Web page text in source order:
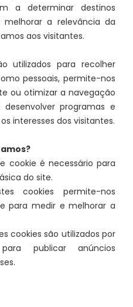
a determinar destinos
a relevância da
aos visitantes.
utilizados para recolher
pessoais, permite-nos
ou otimizar a navegação
programas e
interesses dos visitantes.
cookie é necessário para
do site.
cookies permite-nos
para medir e melhorar a
cookies são utilizados por
publicar anúncios